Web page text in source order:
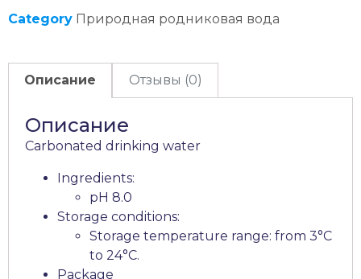
Category Природная родниковая вода
Описание Отзывы (0)
Описание
Carbonated drinking water
Ingredients:
pH 8.0
Storage conditions:
Storage temperature range: from 3°C
to 24°C.
Package